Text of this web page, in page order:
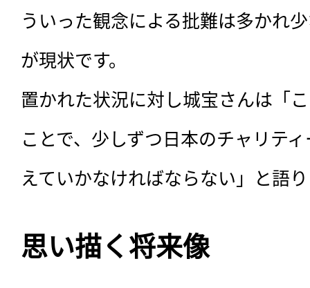
ういった観念による批難は多かれ
が現状です。
置かれた状況に対し城宝さんは「
ことで、少しずつ日本のチャリテ
えていかなければならない」と語
思い描く将来像